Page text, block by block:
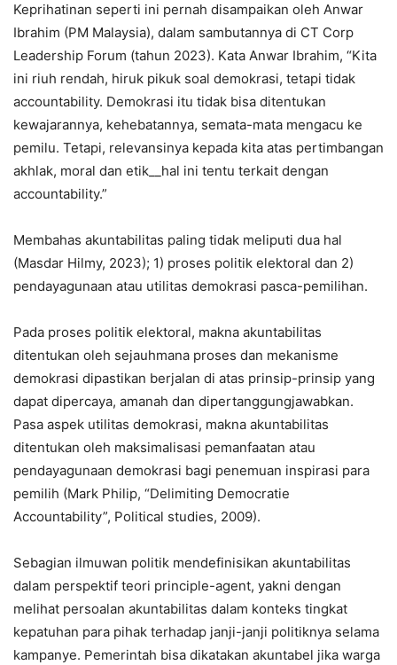
Keprihatinan seperti ini pernah disampaikan oleh Anwar
Ibrahim (PM Malaysia), dalam sambutannya di CT Corp
Leadership Forum (tahun 2023). Kata Anwar Ibrahim, “Kita
ini riuh rendah, hiruk pikuk soal demokrasi, tetapi tidak
accountability. Demokrasi itu tidak bisa ditentukan
kewajarannya, kehebatannya, semata-mata mengacu ke
pemilu. Tetapi, relevansinya kepada kita atas pertimbangan
akhlak, moral dan etik__hal ini tentu terkait dengan
accountability.”
Membahas akuntabilitas paling tidak meliputi dua hal
(Masdar Hilmy, 2023); 1) proses politik elektoral dan 2)
pendayagunaan atau utilitas demokrasi pasca-pemilihan.
Pada proses politik elektoral, makna akuntabilitas
ditentukan oleh sejauhmana proses dan mekanisme
demokrasi dipastikan berjalan di atas prinsip-prinsip yang
dapat dipercaya, amanah dan dipertanggungjawabkan.
Pasa aspek utilitas demokrasi, makna akuntabilitas
ditentukan oleh maksimalisasi pemanfaatan atau
pendayagunaan demokrasi bagi penemuan inspirasi para
pemilih (Mark Philip, “Delimiting Democratie
Accountability”, Political studies, 2009).
Sebagian ilmuwan politik mendefinisikan akuntabilitas
dalam perspektif teori principle-agent, yakni dengan
melihat persoalan akuntabilitas dalam konteks tingkat
kepatuhan para pihak terhadap janji-janji politiknya selama
kampanye. Pemerintah bisa dikatakan akuntabel jika warga